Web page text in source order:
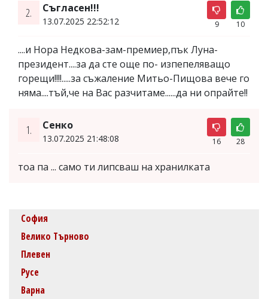
2. Съгласен!!!
13.07.2025 22:52:12 9 10
....и Нора Недкова-зам-премиер,пък Луна-
президент....за да сте още по- изпепеляващо
горещи!!!!.....за съжаление Митьо-Пищова вече го
няма....тъй,че на Вас разчитаме......да ни опрайте!!
1. Сенко
13.07.2025 21:48:08 16 28
тоа па ... само ти липсваш на хранилката
София
Велико Търново
Плевен
Русе
Варна